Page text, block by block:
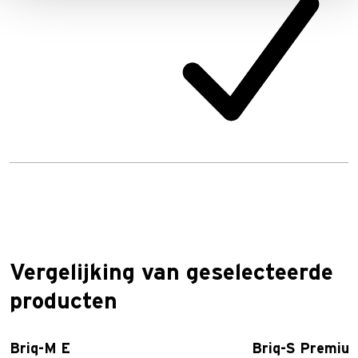
Vergelijking van geselecteerde
producten
Briq-M E Briq-S